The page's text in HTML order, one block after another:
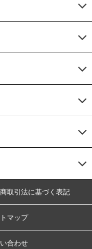
取引法に基づく表記
マップ
合わせ